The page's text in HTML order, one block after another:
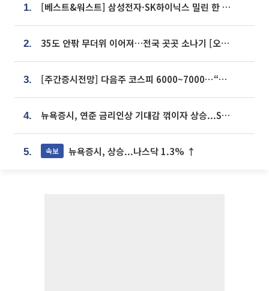
1. [베스트&워스트] 삼성전자·SK하이닉스 밀린 한 주…상상인증권은 85% 급등
2. 35도 안팎 무더위 이어져…전국 곳곳 소나기 [오늘 날씨]
3. [주간증시전망] 다음주 코스피 6000~7000⋯“外人 수급은 정책이 변수”
4. 뉴욕증시, 연준 금리인상 기대감 꺾이자 상승...S&P500 사상 최고치 [종합]
5. 속보 뉴욕증시, 상승...나스닥 1.3% ↑